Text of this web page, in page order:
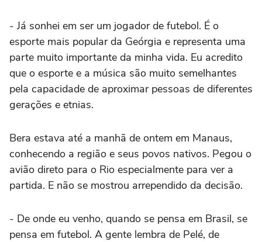
- Já sonhei em ser um jogador de futebol. É o
esporte mais popular da Geórgia e representa uma
parte muito importante da minha vida. Eu acredito
que o esporte e a música são muito semelhantes
pela capacidade de aproximar pessoas de diferentes
gerações e etnias.
Bera estava até a manhã de ontem em Manaus,
conhecendo a região e seus povos nativos. Pegou o
avião direto para o Rio especialmente para ver a
partida. E não se mostrou arrependido da decisão.
- De onde eu venho, quando se pensa em Brasil, se
pensa em futebol. A gente lembra de Pelé, de